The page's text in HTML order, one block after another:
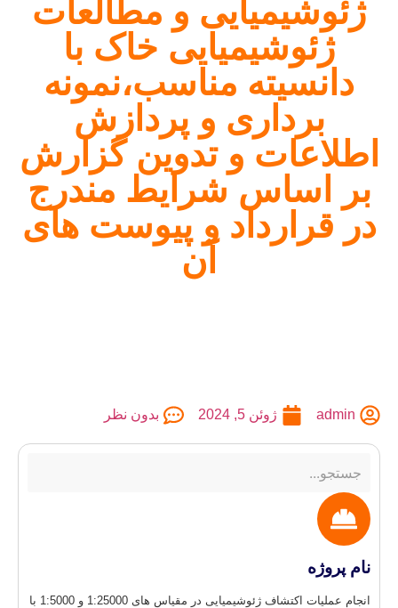
و مطالعات
ژئوشیمیایی خاک با
مناسب،نمونه
برداری و پردازش
و تدوین گزارش
اساس شرایط مندرج
و پیوست های
ژوئن 5, 2024 بدون نظر
انجام عملیات اکتشاف ژئوشیمیایی در مقیاس های 1:25000 و 1:5000 با